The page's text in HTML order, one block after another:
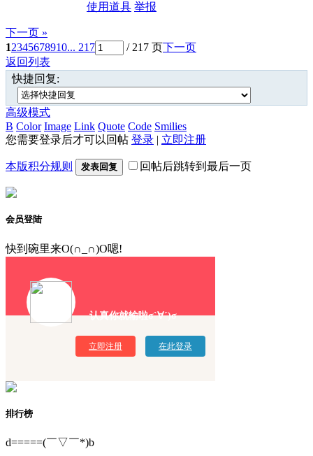
使用道具 举报
下一页 »
12345678910... 217 / 217 页下一页
返回列表
快捷回复:
高级模式
B Color Image Link Quote Code Smilies
您需要登录后才可以回帖 登录 | 立即注册
本版积分规则 发表回复 回帖后跳转到最后一页
会员登陆
快到碗里来O(∩_∩)O嗯!
认真你就输啦σ`∀´)σ
立即注册 在此登录
排行榜
d=====(￣▽￣*)b